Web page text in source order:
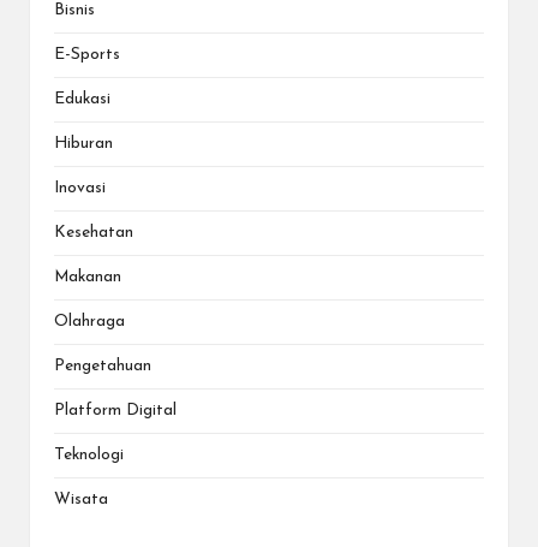
Bisnis
E-Sports
Edukasi
Hiburan
Inovasi
Kesehatan
Makanan
Olahraga
Pengetahuan
Platform Digital
Teknologi
Wisata